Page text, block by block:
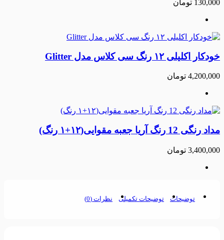
130,000 تومان
خودکار اکلیلی ۱۲ رنگ سی کلاس مدل Glitter
4,200,000 تومان
مداد رنگی 12 رنگ آریا جعبه مقوایی(۱۲+۱ رنگ)
3,400,000 تومان
توضیحات توضیحات تکمیلی نظرات (0)